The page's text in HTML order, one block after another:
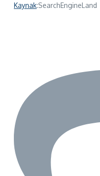
Kaynak:SearchEngineLand